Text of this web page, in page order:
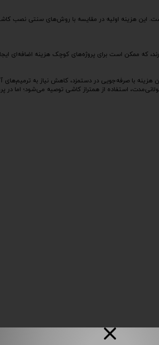
این هزینه اولیه در مقایسه با روش‌های سنتی نصب
که ممکن است برای پروژه‌های کوچک هزینه اضافه‌ای
هزینه با صرفه‌جویی در دستمزد، کاهش نیاز به ترمیم‌های
استفاده از همتراز کاشی توصیه می‌شود؛ اما در